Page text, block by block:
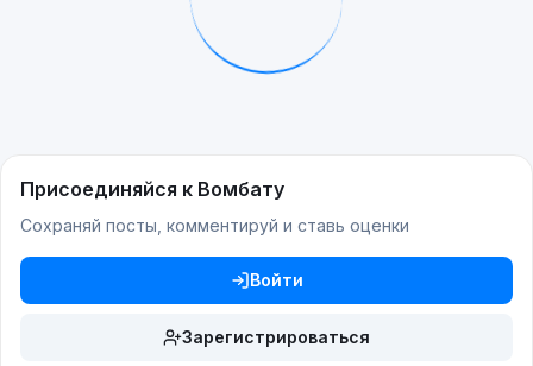
Присоединяйся к Вомбату
Сохраняй посты, комментируй и ставь оценки
Войти
Зарегистрироваться